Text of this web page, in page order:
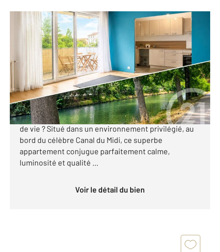
TOULOUSE 31
, 2 pièces
Ref : 30431
Appartement T2 à vendre
215 000 €
TOULOUSE CANAL DU MIDI Et si votre prochain
appartement vous offrait bien plus qu'un simple lieu
de vie ? Situé dans un environnement privilégié, au
bord du célèbre Canal du Midi, ce superbe
appartement conjugue parfaitement calme,
luminosité et qualité ...
Voir le détail du bien